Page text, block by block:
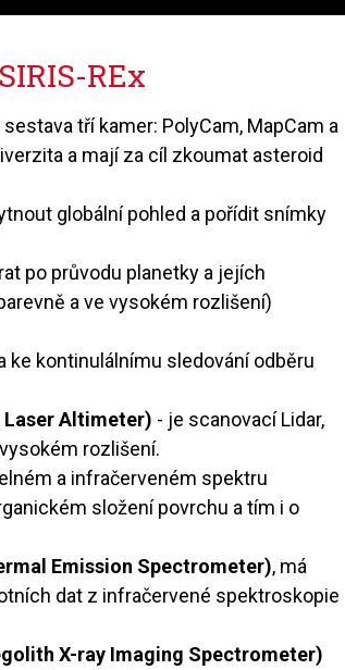
REx
sestava tří kamer: PolyCam, MapCam a
a mají za cíl zkoumat asteroid
globální pohled a pořídit snímky
po průvodu planetky a jejích
a ve vysokém rozlišení)
ke kontinulálnímu sledování odběru
Laser Altimeter) - je scanovací Lidar,
rozlišení.
a infračerveném spektru
složení povrchu a tím i o
Emission Spectrometer), má
dat z infračervené spektroskopie
X-ray Imaging Spectrometer)